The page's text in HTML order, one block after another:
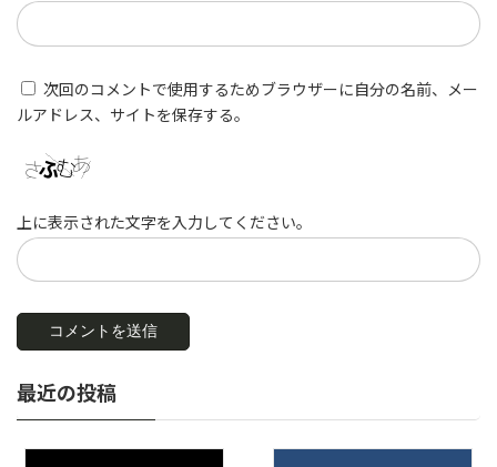
次回のコメントで使用するためブラウザーに自分の名前、メー
ルアドレス、サイトを保存する。
上に表示された文字を入力してください。
最近の投稿